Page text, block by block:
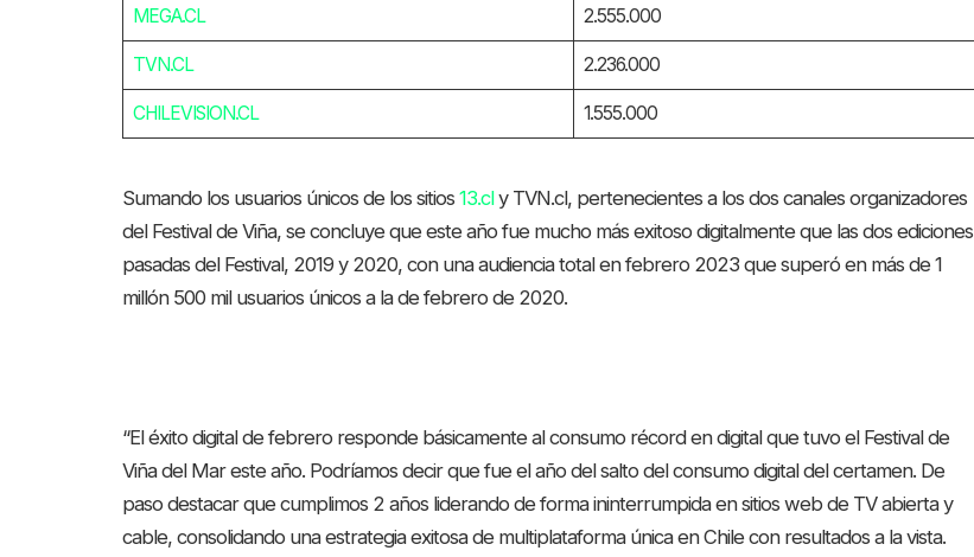
MEGA.CL 2.555.000
TVN.CL 2.236.000
CHILEVISION.CL 1.555.000
Sumando los usuarios únicos de los sitios13.cly TVN.cl, pertenecientes a los dos canales organizadores
del Festival de Viña, se concluye que este año fue mucho más exitoso digitalmente que las dos ediciones
pasadas del Festival, 2019 y 2020, con una audiencia total en febrero 2023 que superó en más de 1
millón 500 mil usuarios únicos a la de febrero de 2020.
“El éxito digital de febrero responde básicamente al consumo récord en digital que tuvo el Festival de
Viña del Mar este año. Podríamos decir que fue el año del salto del consumo digital del certamen. De
paso destacar que cumplimos 2 años liderando de forma ininterrumpida en sitios web de TV abierta y
cable, consolidando una estrategia exitosa de multiplataforma única en Chile con resultados a la vista.